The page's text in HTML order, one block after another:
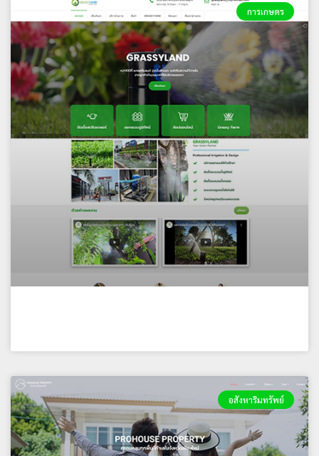
การเกษตร
อสังหาริมทรัพย์